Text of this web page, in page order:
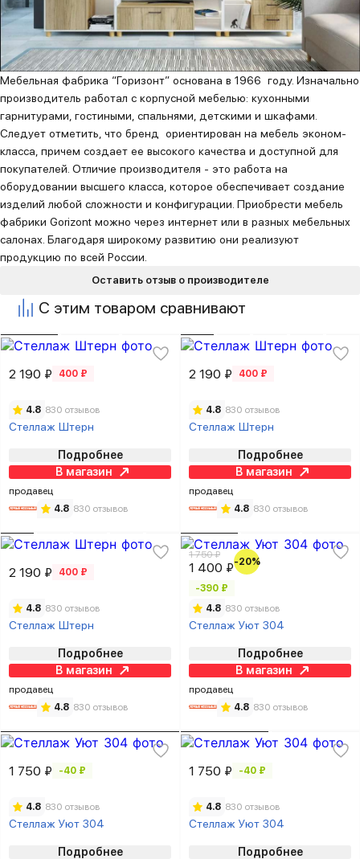
Оставить отзыв о производителе
Мебельная фабрика “Горизонт” основана в 1966 году. Изначально
производитель работал с корпусной мебелью: кухонными
гарнитурами, гостиными, спальнями, детскими и шкафами.
Следует отметить, что бренд ориентирован на мебель эконом-
класса, причем создает ее высокого качества и доступной для
покупателей. Отличие производителя - это работа на
оборудовании высшего класса, которое обеспечивает создание
изделий любой сложности и конфигурации. Приобрести мебель
фабрики Gorizont можно через интернет или в разных мебельных
салонах. Благодаря широкому развитию они реализуют
продукцию по всей России.
С этим товаром сравнивают
2 190 ₽ 400 ₽
4.8 830 отзывов
Стеллаж Штерн
Подробнее
В магазин
продавец
4.8 830 отзывов
2 190 ₽ 400 ₽
4.8 830 отзывов
Стеллаж Штерн
Подробнее
В магазин
продавец
4.8 830 отзывов
2 190 ₽ 400 ₽
4.8 830 отзывов
Стеллаж Штерн
Подробнее
В магазин
продавец
4.8 830 отзывов
1 750 ₽
1 400 ₽-20%
-390 ₽
4.8 830 отзывов
Стеллаж Уют 304
Подробнее
В магазин
продавец
4.8 830 отзывов
1 750 ₽ -40 ₽
4.8 830 отзывов
Стеллаж Уют 304
Подробнее
1 750 ₽ -40 ₽
4.8 830 отзывов
Стеллаж Уют 304
Подробнее